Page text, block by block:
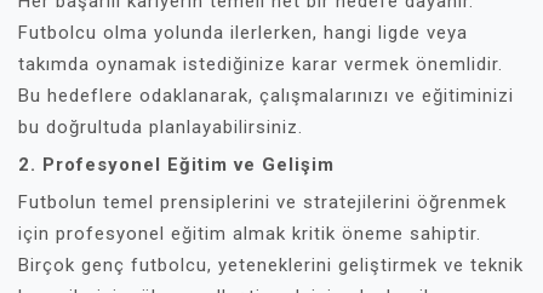
Futbolcu olma yolunda ilerlerken, hangi ligde veya
takımda oynamak istediğinize karar vermek önemlidir.
Bu hedeflere odaklanarak, çalışmalarınızı ve eğitiminizi
bu doğrultuda planlayabilirsiniz.
2. Profesyonel Eğitim ve Gelişim
Futbolun temel prensiplerini ve stratejilerini öğrenmek
için profesyonel eğitim almak kritik öneme sahiptir.
Birçok genç futbolcu, yeteneklerini geliştirmek ve teknik